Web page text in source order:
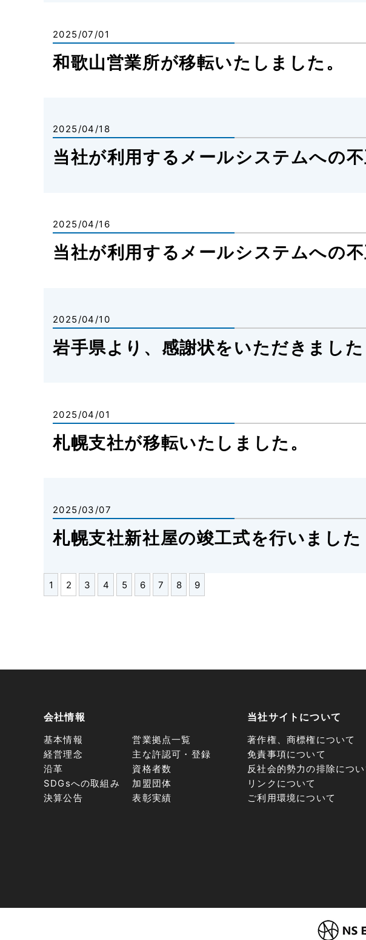
2025/07/01
和歌山営業所が移転いたしました。
2025/04/18
当社が利用するメールシステムへの
2025/04/16
当社が利用するメールシステムへの
2025/04/10
岩手県より、感謝状をいただきました
2025/04/01
札幌支社が移転いたしました。
2025/03/07
札幌支社新社屋の竣工式を行いました
1 2 3 4 5 6 7 8 9
会社情報
基本情報
経営理念
沿革
SDGsへの取組み
決算公告
営業拠点一覧
主な許認可・登録
資格者数
加盟団体
表彰実績
当社サイトについて
著作権、商標権について
免責事項について
反社会的勢力の排除につい
リンクについて
ご利用環境について